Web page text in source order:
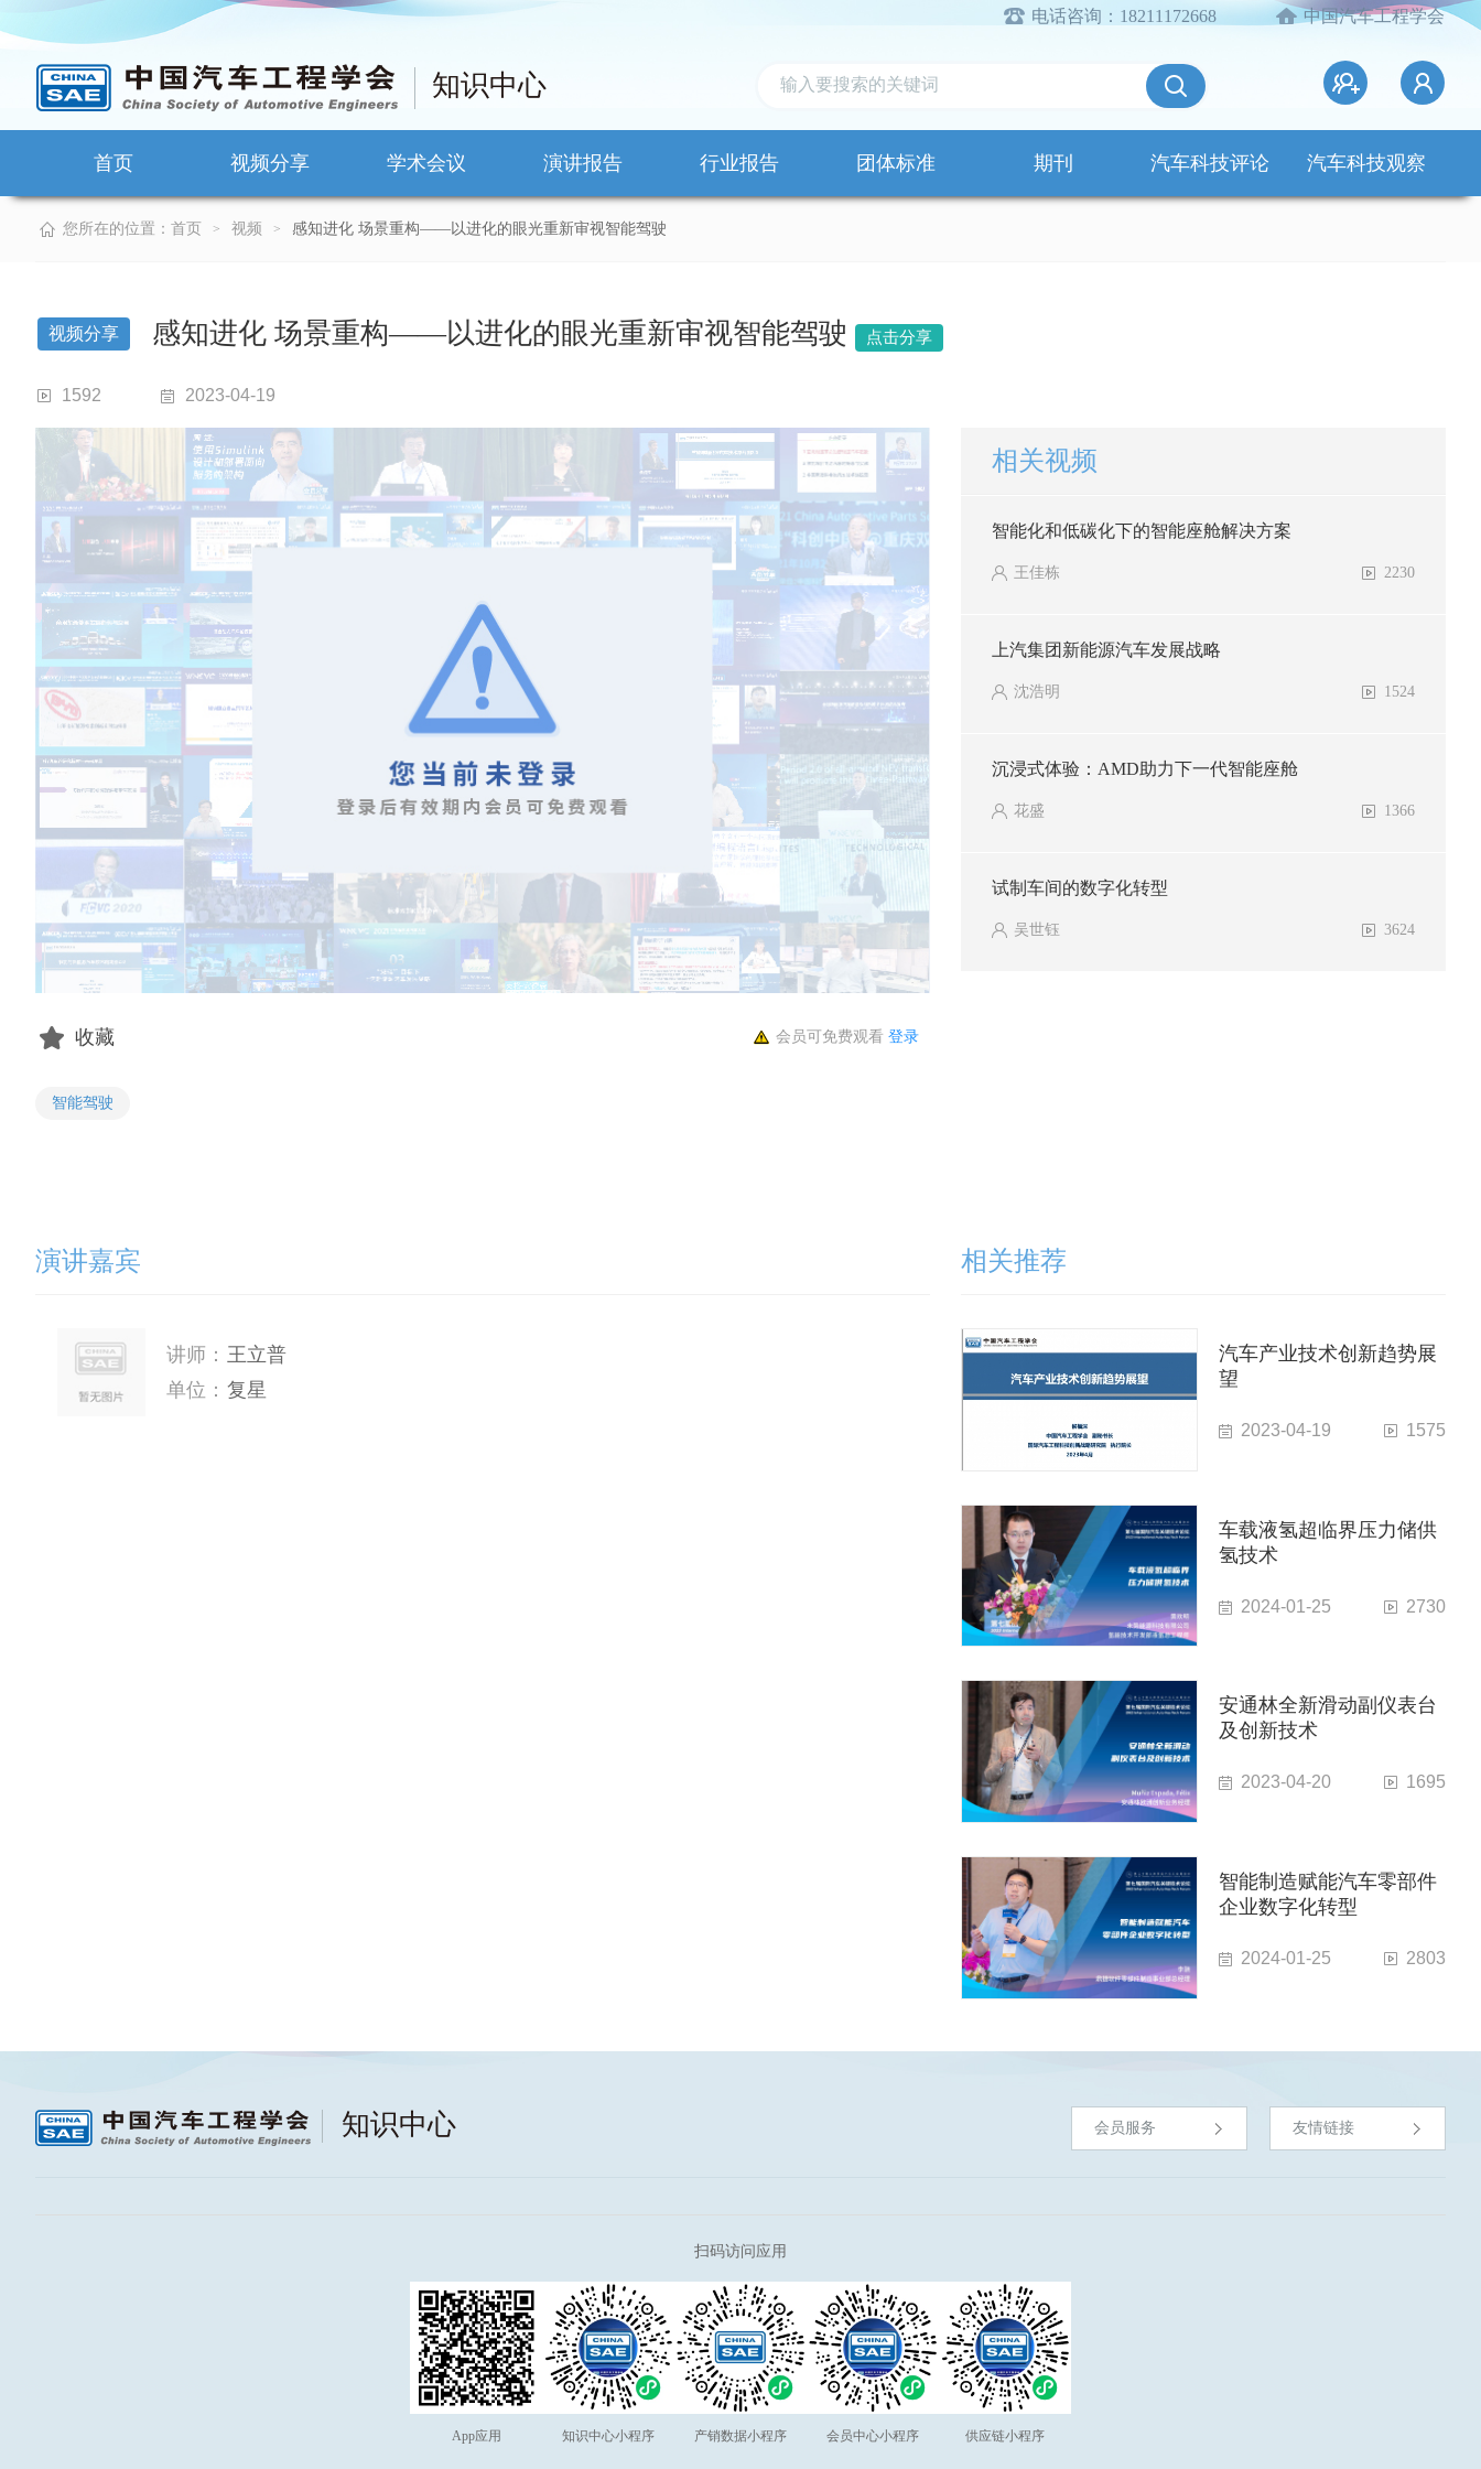
电话咨询：18211172668 中国汽车工程学会
知识中心
首页 视频分享 学术会议 演讲报告 行业报告 团体标准 期刊 汽车科技评论 汽车科技观察
您所在的位置： 首页 > 视频 > 感知进化 场景重构——以进化的眼光重新审视智能驾驶
视频分享 感知进化 场景重构——以进化的眼光重新审视智能驾驶 点击分享
1592 2023-04-19
收藏 会员可免费观看 登录
智能驾驶
相关视频
智能化和低碳化下的智能座舱解决方案
王佳栋 2230
上汽集团新能源汽车发展战略
沈浩明 1524
沉浸式体验：AMD助力下一代智能座舱
花盛 1366
试制车间的数字化转型
吴世钰 3624
演讲嘉宾
讲师： 王立普
单位： 复星
相关推荐
汽车产业技术创新趋势展
望
2023-04-19 1575
车载液氢超临界压力储供
氢技术
2024-01-25 2730
安通林全新滑动副仪表台
及创新技术
2023-04-20 1695
智能制造赋能汽车零部件
企业数字化转型
2024-01-25 2803
知识中心 会员服务 友情链接
扫码访问应用
App应用 知识中心小程序 产销数据小程序 会员中心小程序 供应链小程序